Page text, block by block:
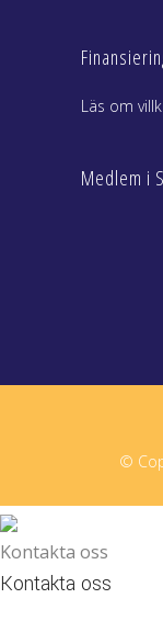
Läs om
Medlem i
©
Kontakta oss
Kontakta oss